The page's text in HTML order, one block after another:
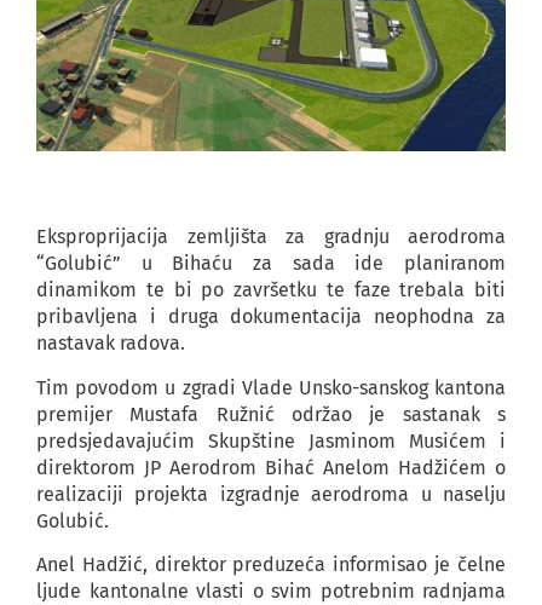
Eksproprijacija zemljišta za gradnju aerodroma
“Golubić” u Bihaću za sada ide planiranom
dinamikom te bi po završetku te faze trebala biti
pribavljena i druga dokumentacija neophodna za
nastavak radova.
Tim povodom u zgradi Vlade Unsko-sanskog kantona
premijer Mustafa Ružnić održao je sastanak s
predsjedavajućim Skupštine Jasminom Musićem i
direktorom JP Aerodrom Bihać Anelom Hadžićem o
realizaciji projekta izgradnje aerodroma u naselju
Golubić.
Anel Hadžić, direktor preduzeća informisao je čelne
ljude kantonalne vlasti o svim potrebnim radnjama